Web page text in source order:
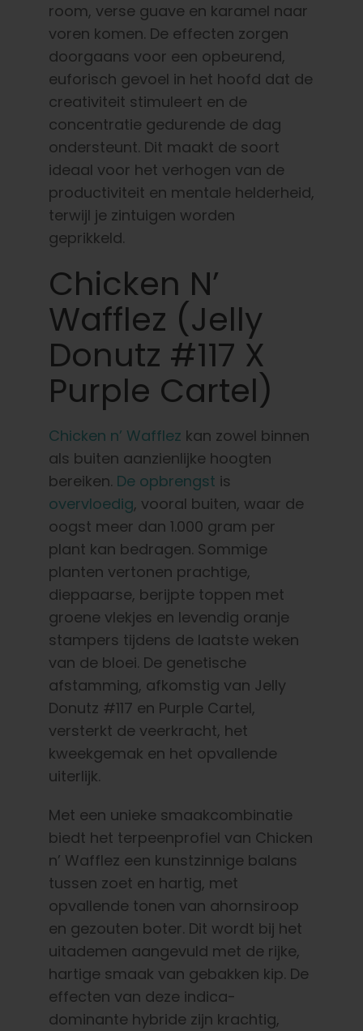
room, verse guave en karamel naar
voren komen. De effecten zorgen
doorgaans voor een opbeurend,
euforisch gevoel in het hoofd dat de
creativiteit stimuleert en de
concentratie gedurende de dag
ondersteunt. Dit maakt de soort
ideaal voor het verhogen van de
productiviteit en mentale helderheid,
terwijl je zintuigen worden
geprikkeld.
Chicken N’
Wafflez (Jelly
Donutz #117 X
Purple Cartel)
Chicken n’ Wafflez kan zowel binnen
als buiten aanzienlijke hoogten
bereiken. De opbrengst is
overvloedig, vooral buiten, waar de
oogst meer dan 1.000 gram per
plant kan bedragen. Sommige
planten vertonen prachtige,
dieppaarse, berijpte toppen met
groene vlekjes en levendig oranje
stampers tijdens de laatste weken
van de bloei. De genetische
afstamming, afkomstig van Jelly
Donutz #117 en Purple Cartel,
versterkt de veerkracht, het
kweekgemak en het opvallende
uiterlijk.
Met een unieke smaakcombinatie
biedt het terpeenprofiel van Chicken
n’ Wafflez een kunstzinnige balans
tussen zoet en hartig, met
opvallende tonen van ahornsiroop
en gezouten boter. Dit wordt bij het
uitademen aangevuld met de rijke,
hartige smaak van gebakken kip. De
effecten van deze indica-
dominante hybride zijn krachtig,